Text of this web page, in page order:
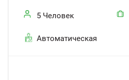
5 Человек
Автоматическая